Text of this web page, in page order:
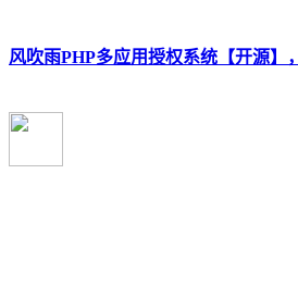
风吹雨PHP多应用授权系统【开源】